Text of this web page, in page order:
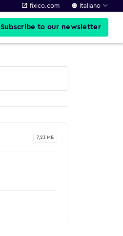
fixico.com Italiano
Subscribe to our newsletter
7,23 MB